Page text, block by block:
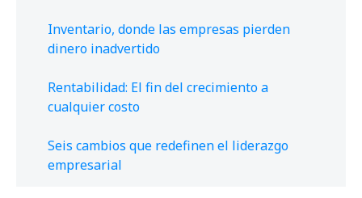
Inventario, donde las empresas pierden
dinero inadvertido
Rentabilidad: El fin del crecimiento a
cualquier costo
Seis cambios que redefinen el liderazgo
empresarial